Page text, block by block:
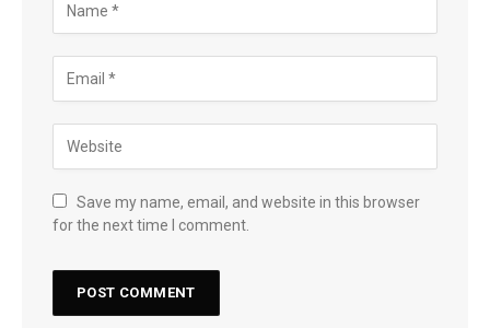
Save my name, email, and website in this browser
for the next time I comment.